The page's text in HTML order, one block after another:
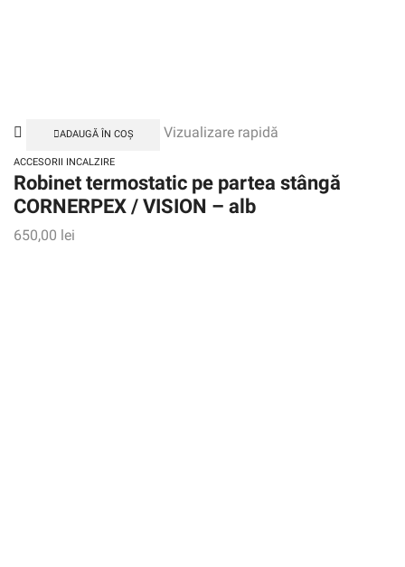
ADAUGĂ ÎN COȘ Vizualizare rapidă
ACCESORII INCALZIRE
Robinet termostatic pe partea stângă
CORNERPEX / VISION – alb
650,00 lei